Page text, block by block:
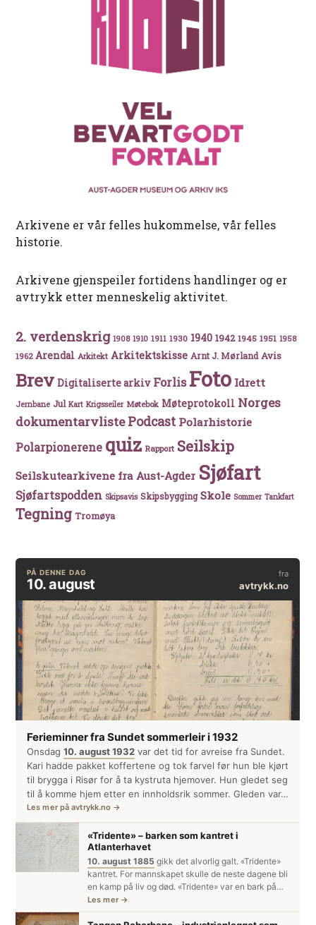
Arkivene er vår felles hukommelse, vår felles
historie.
Arkivene gjenspeiler fortidens handlinger og er
avtrykk etter menneskelig aktivitet.
2. verdenskrig 1908 1910 1911 1930 1940 1942 1945 1951 1958
1962 Arendal Arkitekt Arkitektskisse Arnt J. Mørland Avis
Brev Digitaliserte arkiv Forlis Foto Idrett
Jernbane Jul Kart Krigsseiler Møtebok Møteprotokoll Norges
dokumentarvlistePodcast Polarhistorie
Polarpionerene quiz Rapport Seilskip
Seilskutearkivene fra Aust-Agder Sjøfart
Sjøfartspodden Skipsavis Skipsbygging Skole Sommer Tankfart
Tegning Tromøya